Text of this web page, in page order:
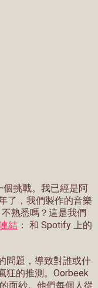
挑戰。我已經是阿
了，我們製作的音樂
熟悉嗎？這是我們
結 ： 和 Spotify 上的
問題，導致對誰或什
狂的推測。 Oorbeek
面紗。他們每個人從